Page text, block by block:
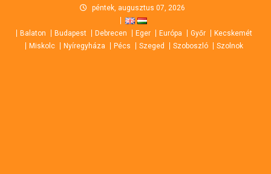
content
péntek, augusztus 07, 2026
Balaton Budapest Debrecen Eger Európa Győr
Kecskemét
Miskolc
Nyíregyháza Pécs Szeged Szoboszló Szolnok